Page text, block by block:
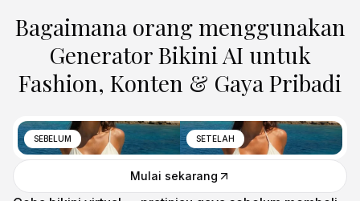
Bagaimana orang menggunakan
Generator Bikini AI untuk
Fashion, Konten & Gaya Pribadi
SEBELUM SETELAH
Mulai sekarang